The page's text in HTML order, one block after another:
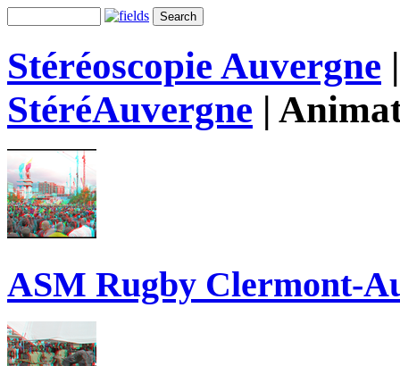
Stéréoscopie Auvergne
StéréAuvergne |
ASM Rugby Clermont-